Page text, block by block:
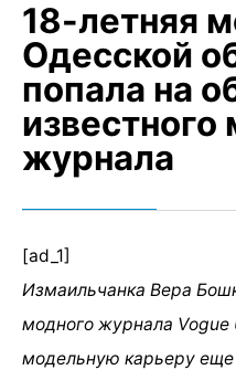
18-летняя
Одесской
попала на
известного
журнала
[ad_1]
Измаильчанка Вера
модного журнала
модельную карьеру еще